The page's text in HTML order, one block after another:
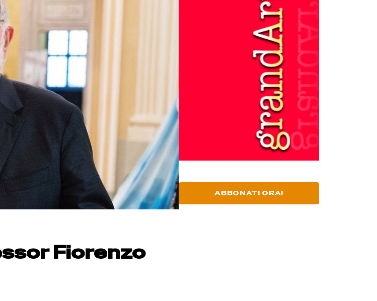
Fiorenzo
ABBONATI ORA!